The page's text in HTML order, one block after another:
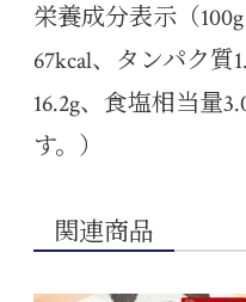
栄養成分表示（
67kcal、タンパク質
16.2g、食塩相当量
す。）
関連商品